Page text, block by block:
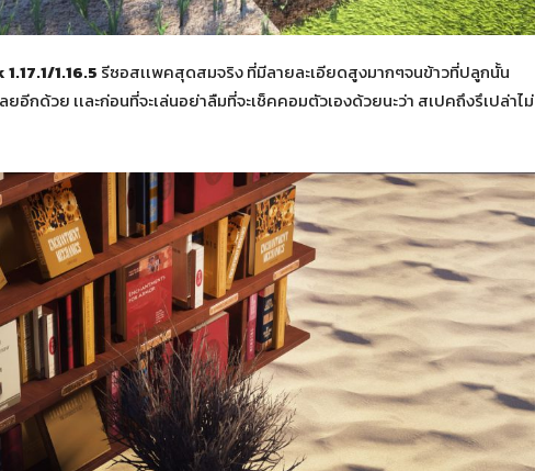
1.16.5 รีซอสเเพคสุดสมจริง ที่มีลายละเอียดสูงมากๆจนข้าวที่ปลูกนั้น
อีกด้วย เเละก่อนที่จะเล่นอย่าลืมที่จะเช็คคอมตัวเองด้วยนะว่า สเปคถึงรึเปล่าไม่